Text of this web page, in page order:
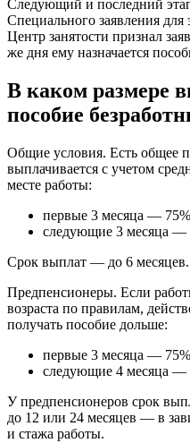
Следующий и последний
Специального заявления для
Центр занятости признал
же дня ему назначается
В каком размере
пособие
Общие условия. Есть общее
выплачивается с учетом
месте работы:
первые 3 месяца —
следующие 3 месяца —
Срок выплат — до 6 месяцев.
Предпенсионеры. Если
возраста по правилам,
получать пособие дольше:
первые 3 месяца —
следующие 4 месяца —
У предпенсионеров срок
до 12 или 24 месяцев — в
и стажа работы.